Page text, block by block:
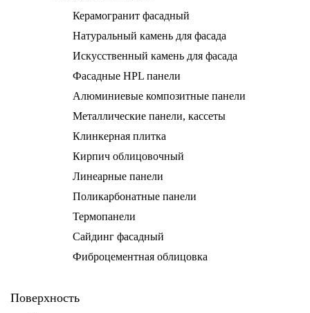
Керамогранит фасадный
Натуральный камень для фасада
Искусственный камень для фасада
Фасадные HPL панели
Алюминиевые композитные панели
Металлические панели, кассеты
Клинкерная плитка
Кирпич облицовочный
Линеарные панели
Поликарбонатные панели
Термопанели
Сайдинг фасадный
Фиброцементная облицовка
Поверхность